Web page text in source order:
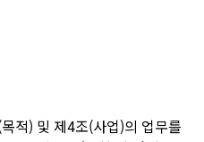
적) 및 제4조(사업)의 업무를